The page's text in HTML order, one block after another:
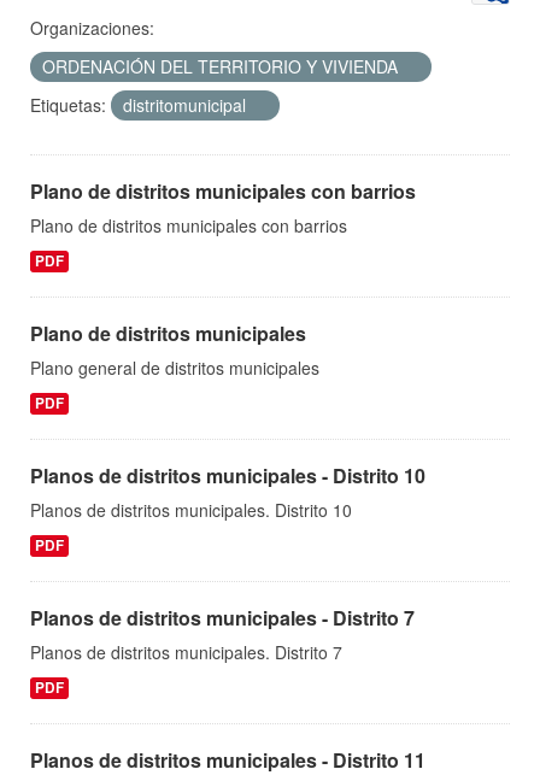
Organizaciones:
ORDENACIÓN DEL TERRITORIO Y VIVIENDA
Etiquetas:
distritomunicipal
Plano de distritos municipales con barrios
Plano de distritos municipales con barrios
PDF
Plano de distritos municipales
Plano general de distritos municipales
PDF
Planos de distritos municipales - Distrito 10
Planos de distritos municipales. Distrito 10
PDF
Planos de distritos municipales - Distrito 7
Planos de distritos municipales. Distrito 7
PDF
Planos de distritos municipales - Distrito 11